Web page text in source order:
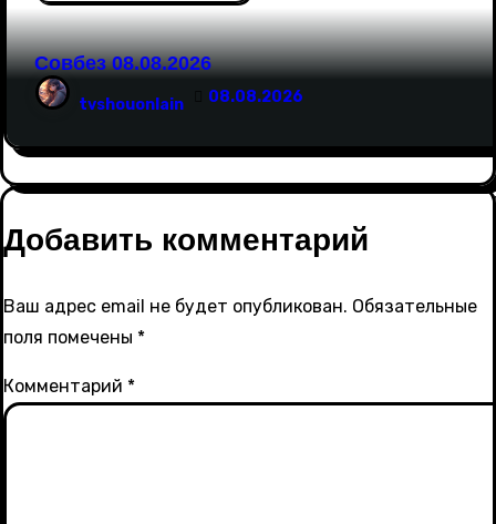
Совбез 08.08.2026
tvshouonlain 08.08.2026
Добавить комментарий
Ваш адрес email не будет опубликован. Обязательные
поля помечены *
Комментарий *